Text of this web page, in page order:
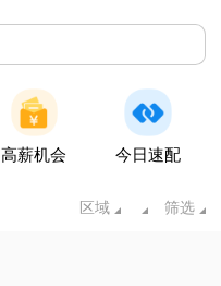
高薪机会 今日速配
区域 筛选